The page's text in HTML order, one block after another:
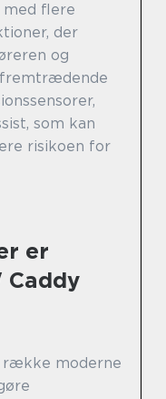
med flere
der
og
fremtrædende
som kan
risikoen for
er
række moderne